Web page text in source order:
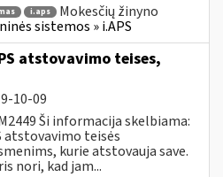
i.aps
Mokesčių žinyno
sistemos » i.APS
atstovavimo teises,
10-09
Ši informacija skelbiama:
atstovavimo teisės
kurie atstovauja save.
nori, kad jam...